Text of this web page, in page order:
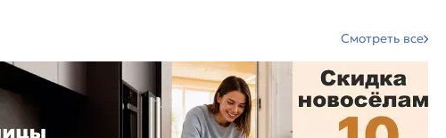
Смотреть все